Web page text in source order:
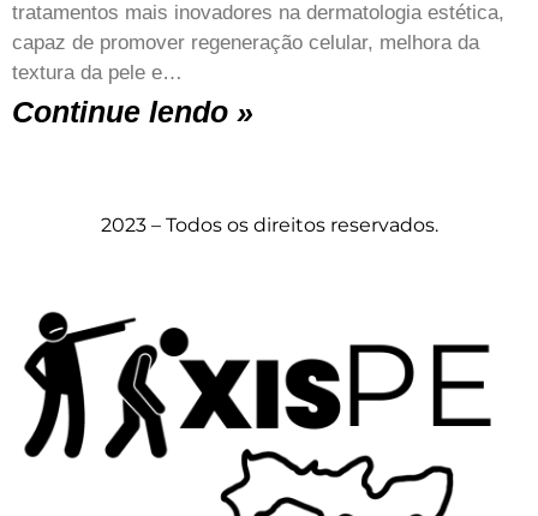
tratamentos mais inovadores na dermatologia estética,
capaz de promover regeneração celular, melhora da
textura da pele e…
Continue lendo »
2023 – Todos os direitos reservados.